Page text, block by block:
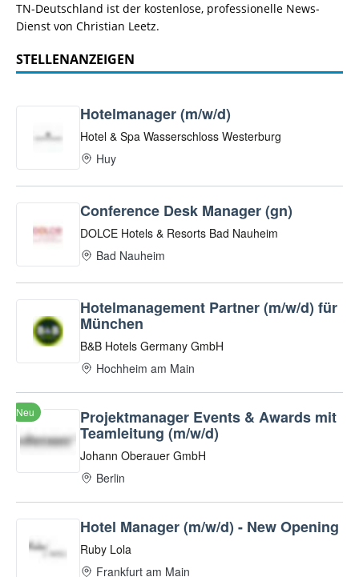
TN-Deutschland ist der kostenlose, professionelle News-
Dienst von Christian Leetz.
STELLENANZEIGEN